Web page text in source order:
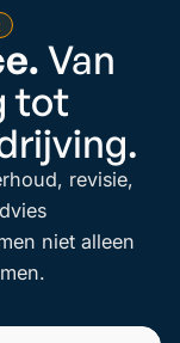
Van
tot
revisie,
niet alleen